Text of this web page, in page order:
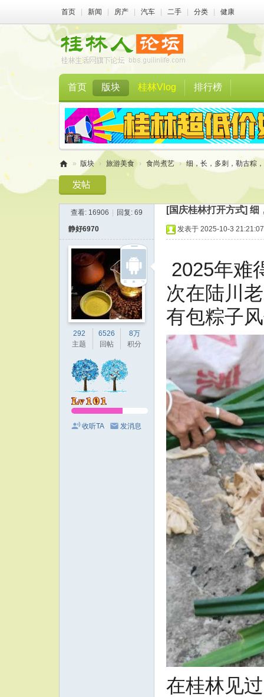
首页 新闻 房产 汽车 二手 分类 健康
首页 版块 桂林Vlog 排行榜
林
» 版块 › 旅游美食 › 食尚煮艺 › 细，长，多刺，勒古粽
查看: 16906 回复: 69 [国庆桂林打开方式] 细
静好6970
292
主题
6526
回帖
8万
积分
收听TA 发消息
发表于 2025-10-3 21:21:07
2025年难
次在陆川
有包粽子
在桂林见